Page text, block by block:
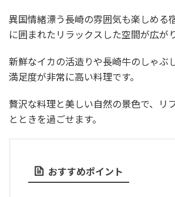
異国情緒漂う長崎の雰囲気も楽しめる
に囲まれたリラックスした空間が広がり
新鮮なイカの活造りや長崎牛のしゃぶ
満足度が非常に高い料理です。
贅沢な料理と美しい自然の景色で、リ
とときを過ごせます。
おすすめポイント